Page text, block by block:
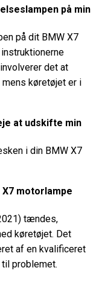
på min
på dit BMW X7
det at
mens køretøjet er i
at udskifte min
i din BMW X7
X7 motorlampe
tændes,
køretøjet. Det
af en kvalificeret
problemet.